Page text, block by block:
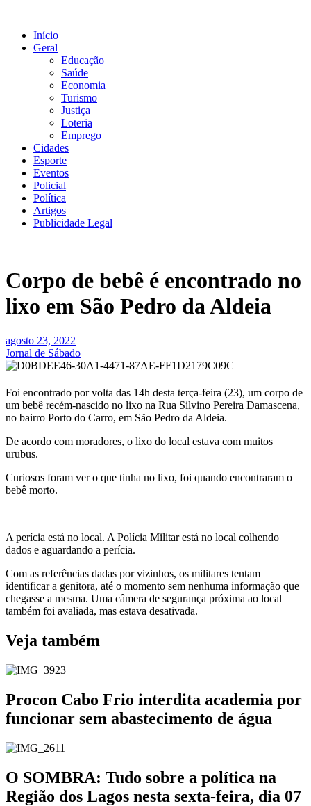
conteúdo
Início
Geral
Educação
Saúde
Economia
Turismo
Justiça
Loteria
Emprego
Cidades
Esporte
Eventos
Policial
Política
Artigos
Publicidade Legal
Corpo de bebê é encontrado no
lixo em São Pedro da Aldeia
agosto 23, 2022
Jornal de Sábado
Foi encontrado por volta das 14h desta terça-feira (23), um corpo de
um bebê recém-nascido no lixo na Rua Silvino Pereira Damascena,
no bairro Porto do Carro, em São Pedro da Aldeia.
De acordo com moradores, o lixo do local estava com muitos
urubus.
Curiosos foram ver o que tinha no lixo, foi quando encontraram o
bebê morto.
A perícia está no local. A Polícia Militar está no local colhendo
dados e aguardando a perícia.
Com as referências dadas por vizinhos, os militares tentam
identificar a genitora, até o momento sem nenhuma informação que
chegasse a mesma. Uma câmera de segurança próxima ao local
também foi avaliada, mas estava desativada.
Veja também
Procon Cabo Frio interdita academia por
funcionar sem abastecimento de água
O SOMBRA: Tudo sobre a política na
Região dos Lagos nesta sexta-feira, dia 07